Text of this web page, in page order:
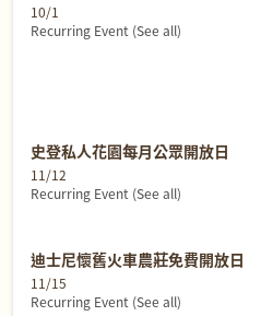
10/1
Recurring Event (See all)
史登私人花園每月公眾開放日
11/12
Recurring Event (See all)
迪士尼懷舊火車農莊免費開放日
11/15
Recurring Event (See all)